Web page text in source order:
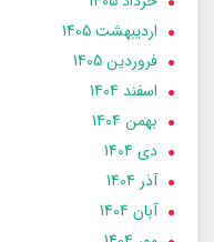
ارديبهشت 1405
فروردین 1405
اسفند 1404
بهمن 1404
دی 1404
آذر 1404
آبان 1404